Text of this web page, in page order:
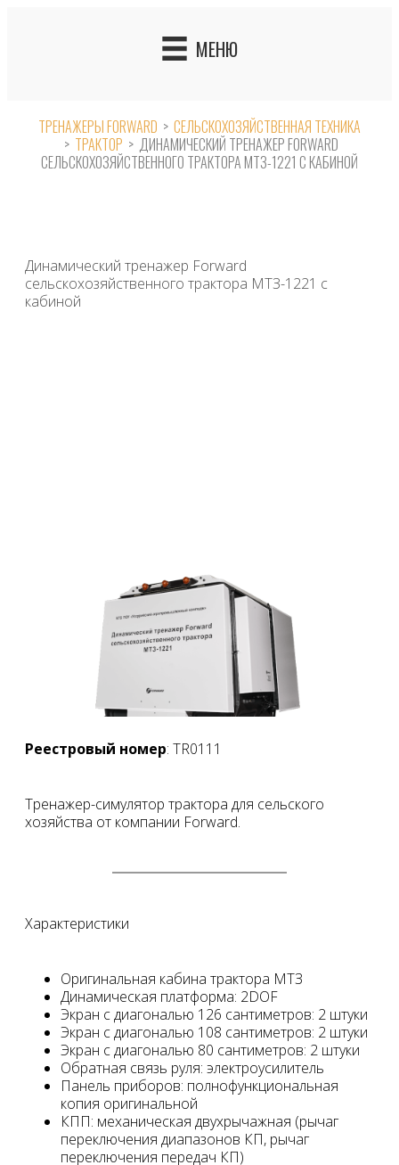
МЕНЮ
ТРЕНАЖЕРЫ FORWARD > СЕЛЬСКОХОЗЯЙСТВЕННАЯ ТЕХНИКА
> ТРАКТОР > ДИНАМИЧЕСКИЙ ТРЕНАЖЕР FORWARD
СЕЛЬСКОХОЗЯЙСТВЕННОГО ТРАКТОРА МТЗ-1221 С КАБИНОЙ
Динамический тренажер Forward
сельскохозяйственного трактора МТЗ-1221 с
кабиной
Реестровый номер: TR0111
Тренажер-симулятор трактора для сельского
хозяйства от компании Forward.
Характеристики
Оригинальная кабина трактора МТЗ
Динамическая платформа: 2DOF
Экран с диагональю 126 сантиметров: 2 штуки
Экран с диагональю 108 сантиметров: 2 штуки
Экран с диагональю 80 сантиметров: 2 штуки
Обратная связь руля: электроусилитель
Панель приборов: полнофункциональная
копия оригинальной
КПП: механическая двухрычажная (рычаг
переключения диапазонов КП, рычаг
переключения передач КП)